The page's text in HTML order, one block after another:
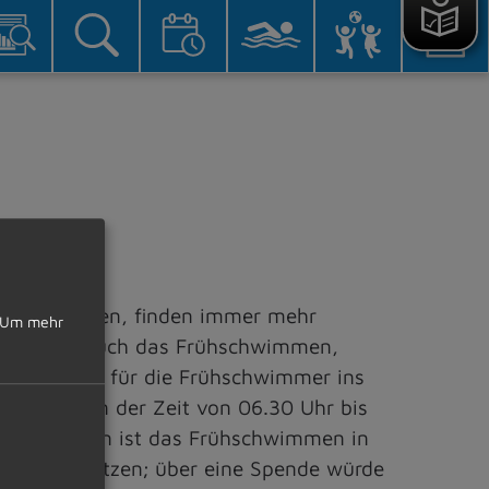
konnten, finden immer mehr
2026 auch das Frühschwimmen,
auch für die Frühschwimmer ins
in der Zeit von 06.30 Uhr bis
ist das Frühschwimmen in
nutzen; über eine Spende würde
Um mehr